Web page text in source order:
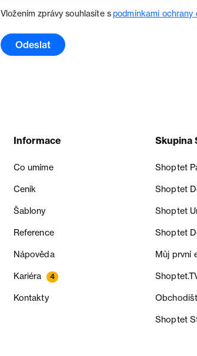
Vložením zprávy souhlasíte spodmínkami ochrany
Odeslat
Informace
Co umíme
Ceník
Šablony
Reference
Nápověda
Kariéra 4
Kontakty
Skupina
Shoptet
Shoptet
Shoptet
Shoptet
Můj první
Shoptet